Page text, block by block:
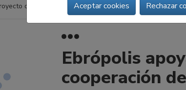
de cooperación de Unizar en Colombia
Ebrópolis
cooperación
Aceptar cookies Rechazar